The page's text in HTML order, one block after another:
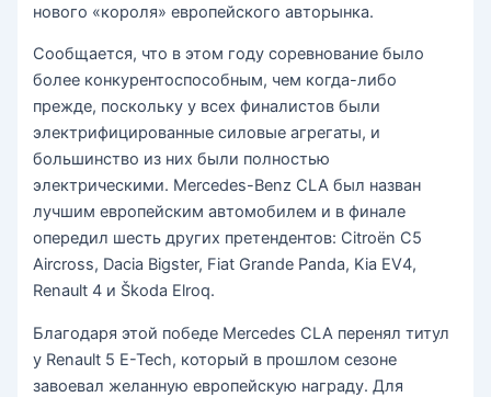
нового «короля» европейского авторынка.
Сообщается, что в этом году соревнование было
более конкурентоспособным, чем когда-либо
прежде, поскольку у всех финалистов были
электрифицированные силовые агрегаты, и
большинство из них были полностью
электрическими. Mercedes-Benz CLA был назван
лучшим европейским автомобилем и в финале
опередил шесть других претендентов: Citroën C5
Aircross, Dacia Bigster, Fiat Grande Panda, Kia EV4,
Renault 4 и Škoda Elroq.
Благодаря этой победе Mercedes CLA перенял титул
у Renault 5 E-Tech, который в прошлом сезоне
завоевал желанную европейскую награду. Для